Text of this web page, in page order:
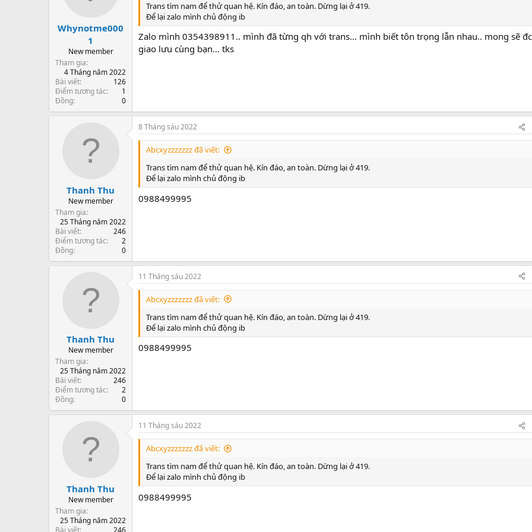
Whynotme000
1
New member
Tham gia
4 Tháng năm 2022
Bài viết
126
Điểm tương tác
1
Đồng
0
Trans tìm nam để thử quan hệ. Kín đáo, an toàn. Dừng lại ở 419.
Để lại zalo mình chủ động ib
Zalo mình 0354398911.. mình đã từng qh với trans... mình biết tôn trọng lẫn nhau.. mong sẽ đc
giao lưu cùng bạn... tks
Thanh Thu
New member
Tham gia
25 Tháng năm 2022
Bài viết
246
Điểm tương tác
2
Đồng
0
8 Tháng sáu 2022
Abcxyzzzzzzz đã viết:
Trans tìm nam để thử quan hệ. Kín đáo, an toàn. Dừng lại ở 419.
Để lại zalo mình chủ động ib
0988499995
Thanh Thu
New member
Tham gia
25 Tháng năm 2022
Bài viết
246
Điểm tương tác
2
Đồng
0
11 Tháng sáu 2022
Abcxyzzzzzzz đã viết:
Trans tìm nam để thử quan hệ. Kín đáo, an toàn. Dừng lại ở 419.
Để lại zalo mình chủ động ib
0988499995
Thanh Thu
New member
Tham gia
25 Tháng năm 2022
Bài viết
246
11 Tháng sáu 2022
Abcxyzzzzzzz đã viết:
Trans tìm nam để thử quan hệ. Kín đáo, an toàn. Dừng lại ở 419.
Để lại zalo mình chủ động ib
0988499995